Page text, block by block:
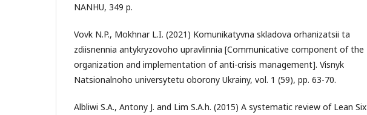
NANHU, 349 p.
Vovk N.P., Mokhnar L.I. (2021) Komunikatyvna skladova orhanizatsii ta
zdiisnennia antykryzovoho upravlinnia [Communicative component of the
organization and implementation of anti-crisis management]. Visnyk
Natsionalnoho universytetu oborony Ukrainy, vol. 1 (59), pp. 63-70.
Albliwi S.A., Antony J. аnd Lim S.A.h. (2015) A systematic review of Lean Six